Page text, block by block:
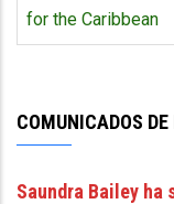
for the Caribbean
COMUNICADOS
Saundra Bailey ha